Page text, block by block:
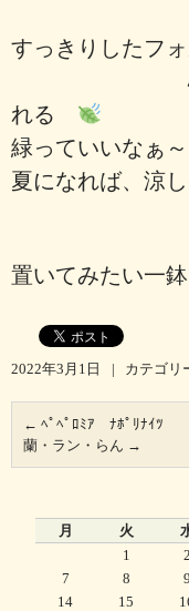
すっきりしたフ
心地いい
れる
緑っていいなぁ
夏になれば、涼
置いてみたい一
2022年3月1日 | カテゴリ
← ﾍﾟﾍﾟﾛﾐｱ ﾅﾎﾟﾘﾅｲﾂ
蘭・ラン・らん →
月
火
1 2
7
8 9
14
15